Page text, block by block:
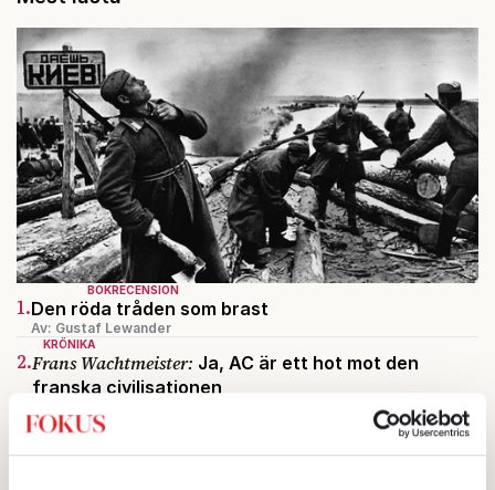
BOKRECENSION
1.Den röda tråden som brast
Av: Gustaf Lewander
KRÖNIKA
2.Frans Wachtmeister: Ja, AC är ett hot mot den
franska civilisationen
3.Bitte Assarmo:
Sagan om den lågbegåvade
ursprungsbefolkningen i Filipstad